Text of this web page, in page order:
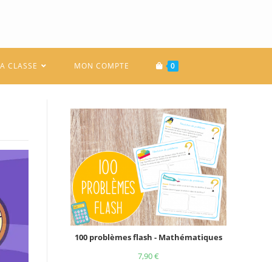
CLASSE MON COMPTE 0
100 problèmes flash - Mathématiques
7,90€